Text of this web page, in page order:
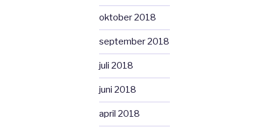
oktober 2018
september 2018
juli 2018
juni 2018
april 2018